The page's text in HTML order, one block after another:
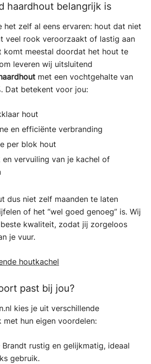
haardhout belangrijk is
het zelf al eens ervaren: hout dat niet
veel rook veroorzaakt of lastig aan
komt meestal doordat het hout te
leveren wij uitsluitend
met een vochtgehalte van
Dat betekent voor jou:
hout
en efficiënte verbranding
per blok hout
en vervuiling van je kachel of
dus niet zelf maanden te laten
of het “wel goed genoeg” is. Wij
kwaliteit, zodat jij zorgeloos
je vuur.
houtkachel
past bij jou?
kies je uit verschillende
met hun eigen voordelen:
Brandt rustig en gelijkmatig, ideaal
gebruik.